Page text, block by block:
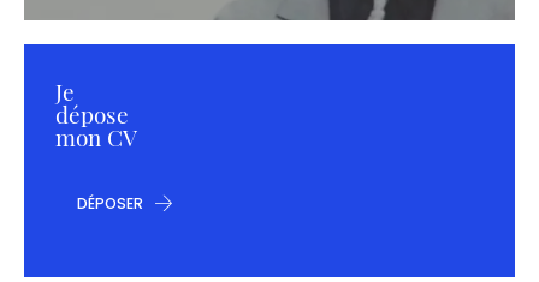
Je
dépose
mon CV
DÉPOSER